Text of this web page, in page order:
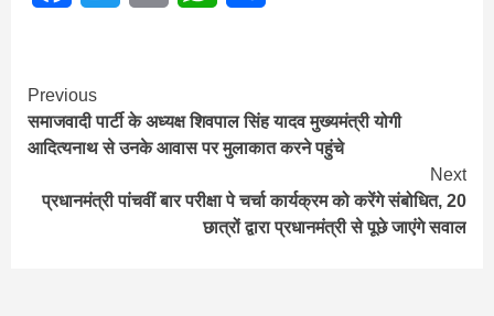
Continue
Reading
Previous
समाजवादी पार्टी के अध्यक्ष शिवपाल सिंह यादव मुख्यमंत्री योगी
आदित्यनाथ से उनके आवास पर मुलाकात करने पहुंचे
Next
प्रधानमंत्री पांचवीं बार परीक्षा पे चर्चा कार्यक्रम को करेंगे संबोधित, 20
छात्रों द्वारा प्रधानमंत्री से पूछे जाएंगे सवाल